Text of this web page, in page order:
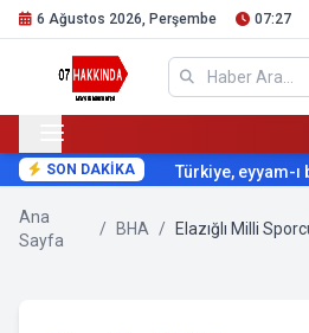
6 Ağustos 2026, Perşembe 07:27
SON DAKİKA Türkiye, eyyam-ı
Ana
Sayfa
/ BHA /